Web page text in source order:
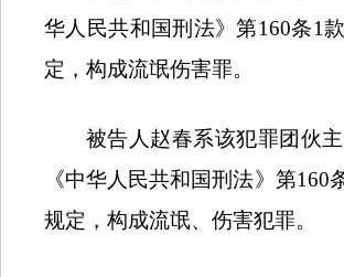
华人民共和国刑法》第160条1款
定，构成流氓伤害罪。
被告人赵春系该犯罪团伙
《中华人民共和国刑法》第160
规定，构成流氓、伤害犯罪。